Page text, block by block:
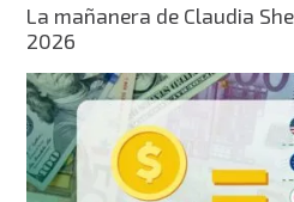
La mañanera de Claudia
2026